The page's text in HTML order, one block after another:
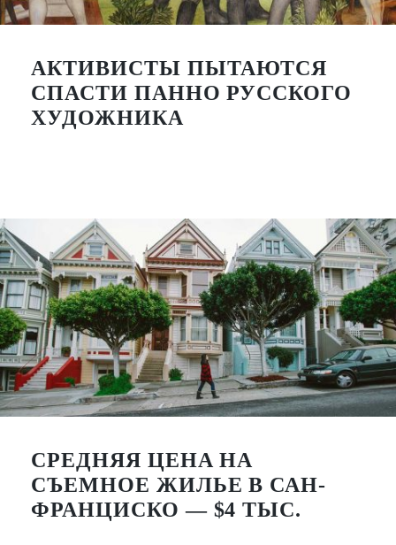
АКТИВИСТЫ ПЫТАЮТСЯ
СПАСТИ ПАННО РУССКОГО
ХУДОЖНИКА
СРЕДНЯЯ ЦЕНА НА
СЪЕМНОЕ ЖИЛЬЕ В САН-
ФРАНЦИСКО — $4 ТЫС.